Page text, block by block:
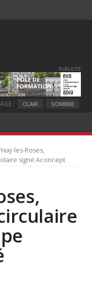
PUBLICITE
: CLAIR SOMBRE
les-Roses,
signé Aconcept